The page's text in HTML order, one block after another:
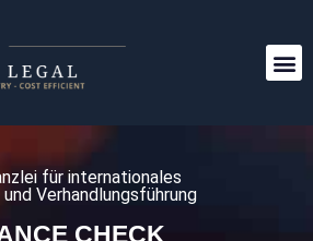
für internationales
Verhandlungsführung
CHECK